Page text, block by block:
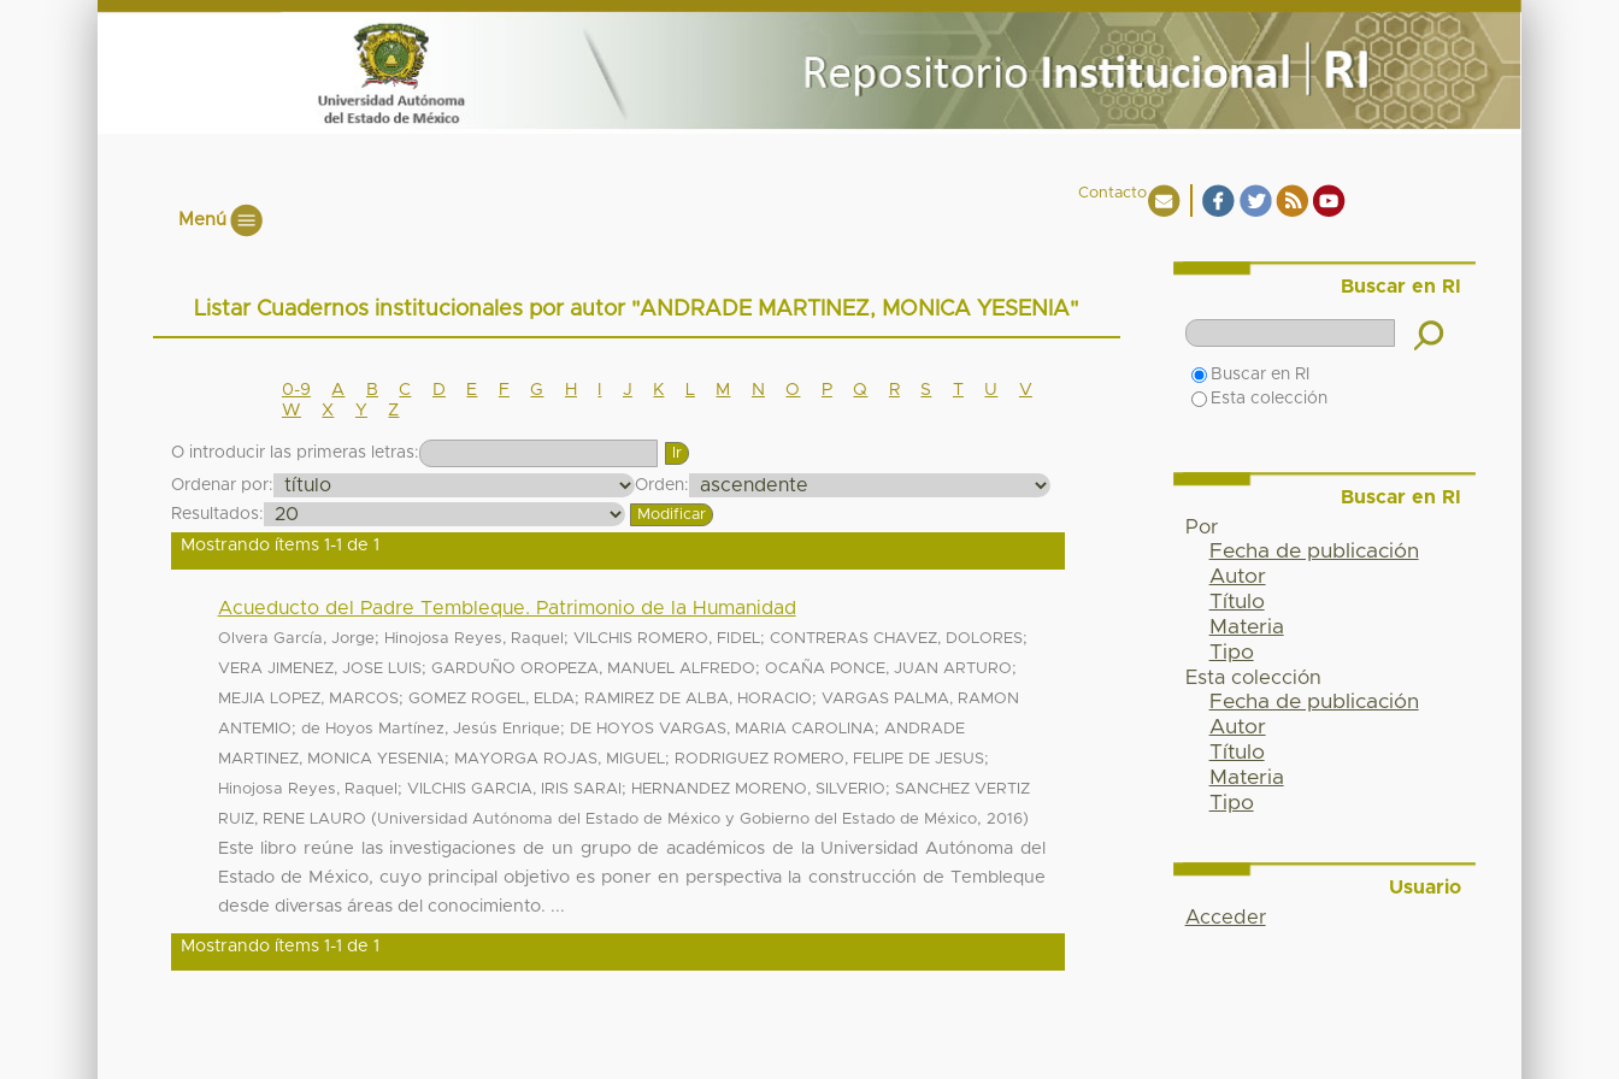
Contacto
Menú
Listar Cuadernos institucionales por autor "ANDRADE MARTINEZ, MONICA YESENIA"
0-9 A B C D E F G H J K M N O P Q R S T U
V
W
X Y Z
O introducir las primeras letras:
Ordenar por:
Orden:
Resultados:
Mostrando ítems 1-1 de 1
Acueducto del Padre Tembleque. Patrimonio de la Humanidad
Olvera García, Jorge; Hinojosa Reyes, Raquel ; VILCHIS ROMERO, FIDEL ; CONTRERAS CHAVEZ, DOLORES;
VERA JIMENEZ, JOSE LUIS; GARDUÑO OROPEZA, MANUEL ALFREDO; OCAÑA PONCE, JUAN ARTURO;
MEJIA LOPEZ, MARCOS; GOMEZ ROGEL, ELDA; RAMIREZ DE ALBA, HORACIO; VARGAS PALMA, RAMON
ANTEMIO; de Hoyos Martínez, Jesús Enrique; DE HOYOS VARGAS, MARIA CAROLINA; ANDRADE
MARTINEZ, MONICA YESENIA; MAYORGA ROJAS, MIGUEL ; RODRIGUEZ ROMERO, FELIPE DE JESUS;
Hinojosa Reyes, Raquel ; VILCHIS GARCIA, IRIS SARAI ; HERNANDEZ MORENO, SILVERIO; SANCHEZ VERTIZ
RUIZ, RENE LAURO (Universidad Autónoma del Estado de México y Gobierno del Estado de México, 2016)
Este libro reúne las investigaciones de un grupo de académicos de la Universidad Autónoma del
Estado de México, cuyo principal objetivo es poner en perspectiva la construcción de Tembleque
desde diversas áreas del conocimiento. ...
Mostrando ítems 1-1 de 1
Buscar en RI
Buscar en RI
Esta colección
Buscar en RI
Por
Fecha de publicación
Autor
Título
Materia
Tipo
Esta colección
Fecha de publicación
Autor
Título
Materia
Tipo
Usuario
Acceder